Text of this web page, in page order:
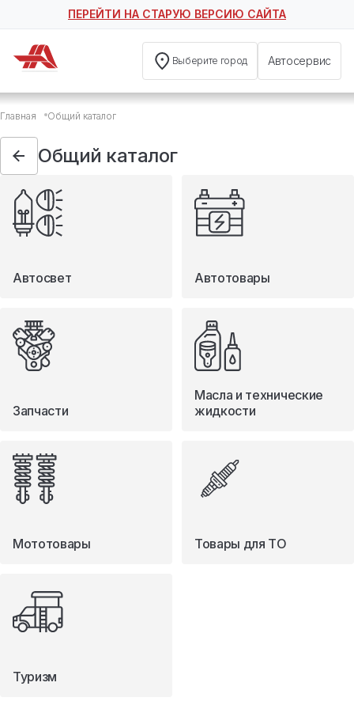
ПЕРЕЙТИ НА СТАРУЮ ВЕРСИЮ САЙТА
Выберите город Автосервис
Общий каталог
Автосвет
Автотовары
Запчасти
Масла и технические жидкости
Мототовары
Туризм
Главная Общий каталог
Общий каталог
Автосвет Автотовары
Запчасти
Масла и технические
жидкости
Мототовары Товары для ТО
Туризм